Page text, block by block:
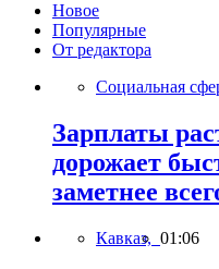
Новое
Популярные
От редактора
Социальная
Зарплаты
дорожает
заметнее
Кавказ, 01:06